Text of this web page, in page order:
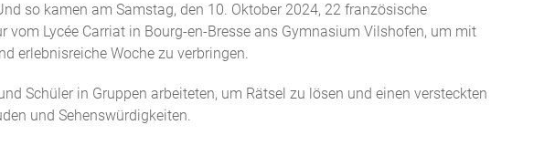
so kamen am Samstag, den 10. Oktober 2024, 22 französische
Lycée Carriat in Bourg-en-Bresse ans Gymnasium Vilshofen, um mit
erlebnisreiche Woche zu verbringen.
Schüler in Gruppen arbeiteten, um Rätsel zu lösen und einen versteckten
und Sehenswürdigkeiten.